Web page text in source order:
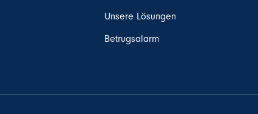
Unsere Lösungen
Betrugsalarm